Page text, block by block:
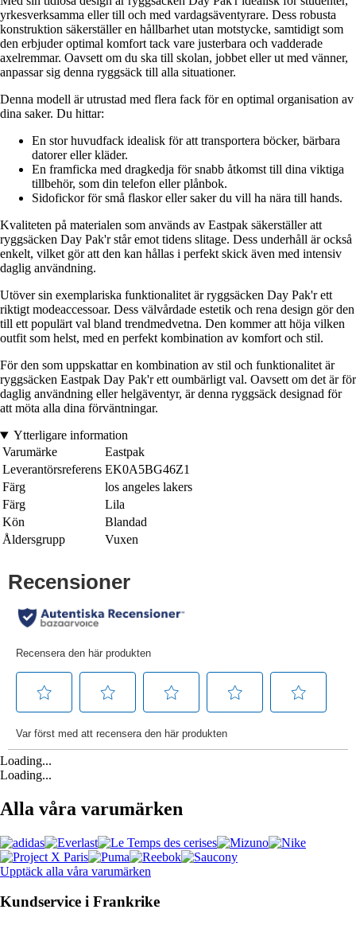
yrkesverksamma eller till och med vardagsäventyrare. Dess robusta
konstruktion säkerställer en hållbarhet utan motstycke, samtidigt som
den erbjuder optimal komfort tack vare justerbara och vadderade
axelremmar. Oavsett om du ska till skolan, jobbet eller ut med vänner,
anpassar sig denna ryggsäck till alla situationer.
Denna modell är utrustad med flera fack för en optimal organisation av
dina saker. Du hittar:
En stor huvudfack idealisk för att transportera böcker, bärbara
datorer eller kläder.
En framficka med dragkedja för snabb åtkomst till dina viktiga
tillbehör, som din telefon eller plånbok.
Sidofickor för små flaskor eller saker du vill ha nära till hands.
Kvaliteten på materialen som används av Eastpak säkerställer att
ryggsäcken Day Pak'r står emot tidens slitage. Dess underhåll är också
enkelt, vilket gör att den kan hållas i perfekt skick även med intensiv
daglig användning.
Utöver sin exemplariska funktionalitet är ryggsäcken Day Pak'r ett
riktigt modeaccessoar. Dess välvårdade estetik och rena design gör den
till ett populärt val bland trendmedvetna. Den kommer att höja vilken
outfit som helst, med en perfekt kombination av komfort och stil.
För den som uppskattar en kombination av stil och funktionalitet är
ryggsäcken Eastpak Day Pak'r ett oumbärligt val. Oavsett om det är för
daglig användning eller helgäventyr, är denna ryggsäck designad för
att möta alla dina förväntningar.
Ytterligare information
Varumärke
Eastpak
Leverantörsreferens EK0A5BG46Z1
Färg
los angeles lakers
Färg
Lila
Kön
Blandad
Åldersgrupp
Vuxen
Loading...
Loading...
Alla våra varumärken
Upptäck alla våra varumärken
Kundservice i Frankrike